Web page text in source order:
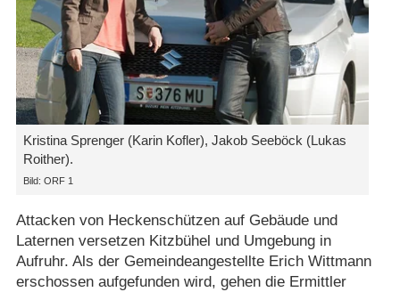
Kristina Sprenger (Karin Kofler), Jakob Seeböck (Lukas
Roither).
Bild: ORF 1
Attacken von Heckenschützen auf Gebäude und
Laternen versetzen Kitzbühel und Umgebung in
Aufruhr. Als der Gemeindeangestellte Erich Wittmann
erschossen aufgefunden wird, gehen die Ermittler